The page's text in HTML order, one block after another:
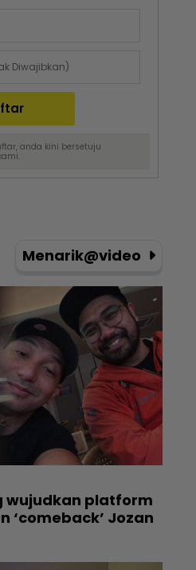
anda kini bersetuju
Menarik@video
wujudkan platform
‘comeback’ Jozan